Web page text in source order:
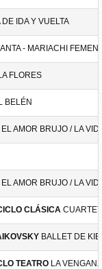
IDA Y VUELTA
- MARIACHI
FLORES
BELÉN
EL AMOR BRUJO / LA
EL AMOR BRUJO / LA
CLÁSICA
BALLET DE
TEATRO LA